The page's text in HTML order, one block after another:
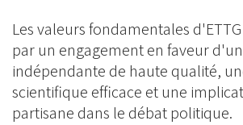
Les valeurs fondamentales
par un engagement en faveur
indépendante de haute qualité,
scientifique efficace et une
partisane dans le débat politique.